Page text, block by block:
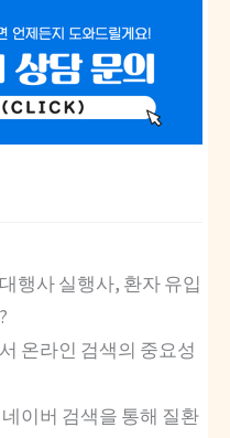
행사 실행사, 환자 유입
온라인 검색의 중요성
이버 검색을 통해 질환